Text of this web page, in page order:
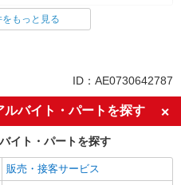
求人を探す
履歴書不要
未経験歓迎
英語が活かせる
ボーナス・賞与あり
もっと見る
ID：AE0730642787
バイト・パートを探す
イト・パートを探す
販売・接客サービス